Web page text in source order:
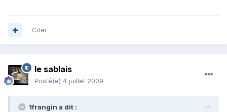
Citer
le sablais
Posté(e) 4 juillet 2009
1frangin a dit :